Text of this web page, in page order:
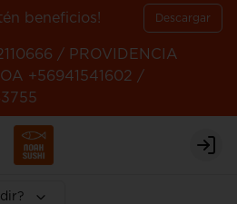
beneficios! Descargar
/ PROVIDENCIA
+56941541602 /